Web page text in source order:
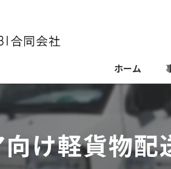
ホーム
け軽貨物